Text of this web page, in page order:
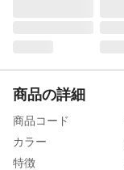
商品の詳細
商品コード
カラー
特徴